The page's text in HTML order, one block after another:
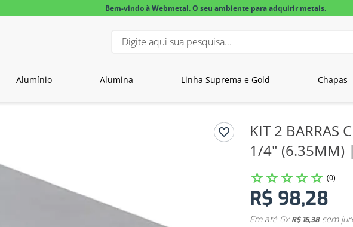
Bem-vindo à Webmetal. O seu ambiente para adquirir metais.
Digite aqui sua pesquisa...
Alumínio Alumina Linha Suprema e Gold Chapas
KIT 2 BARRAS
1/4" (6.35MM)
☆☆☆☆☆ (0)
R$ 98,28
Em até 6x R$ 16,38sem
1
tubo retangular alumínio
2º tubo